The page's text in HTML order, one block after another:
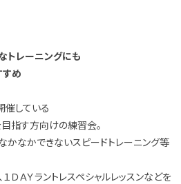
トレーニングにも
すめ
している
目指す方向けの練習会。
かなかできないスピードトレーニング等
ＤＡＹラントレスペシャルレッスンなどを